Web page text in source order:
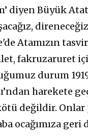
diyen Büyük
Atamızın
fakruzaruret
durum 1919
harekete
değildir.
ocağımıza